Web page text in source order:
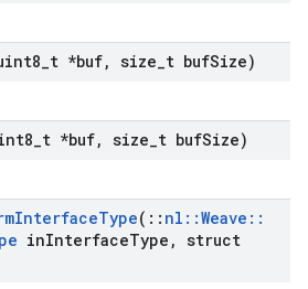
t *buf, size t bufSize)
t *buf, size t bufSize)
InterfaceType( :: nl ::Weave ::
inInterfaceType , struct